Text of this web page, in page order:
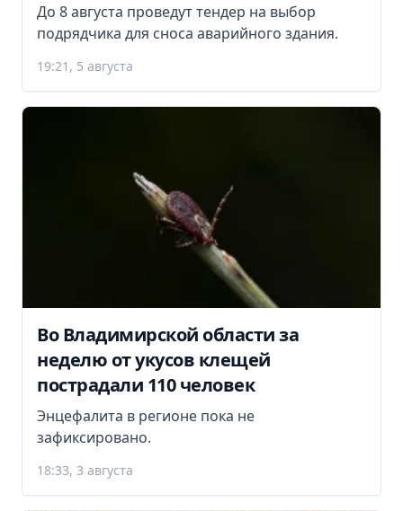
До 8 августа проведут тендер на выбор
подрядчика для сноса аварийного здания.
19:21, 5 августа
Во Владимирской области за
неделю от укусов клещей
пострадали 110 человек
Энцефалита в регионе пока не
зафиксировано.
18:33, 3 августа